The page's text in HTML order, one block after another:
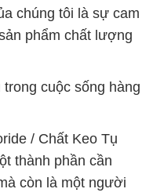
chúng tôi là sự cam
phẩm chất lượng
cuộc sống hàng
/ Chất Keo Tụ
thành phần cần
còn là một người